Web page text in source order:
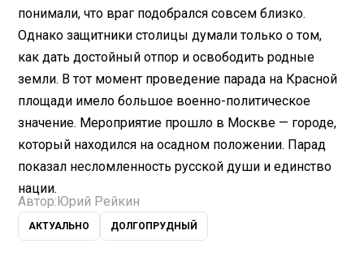
понимали, что враг подобрался совсем близко.
Однако защитники столицы думали только о том,
как дать достойный отпор и освободить родные
земли. В тот момент проведение парада на Красной
площади имело большое военно-политическое
значение. Мероприятие прошло в Москве — городе,
который находился на осадном положении. Парад
показал несломленность русской души и единство
нации.
Автор: Юрий Рейкин
АКТУАЛЬНО ДОЛГОПРУДНЫЙ